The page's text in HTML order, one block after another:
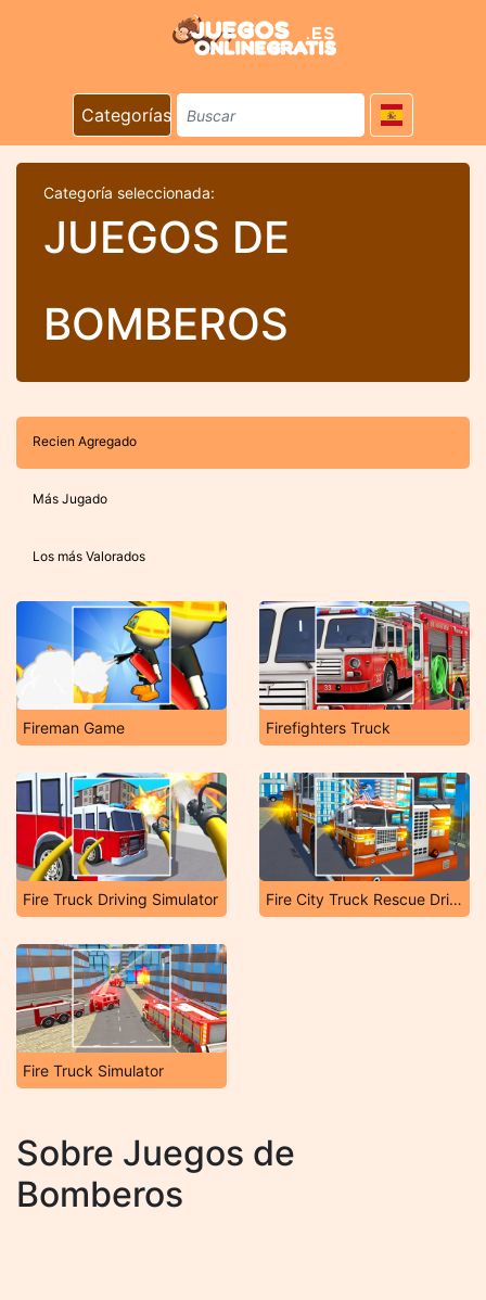
Categorías
Categoría seleccionada:
JUEGOS DE
BOMBEROS
Recien Agregado
Más Jugado
Los más Valorados
Fireman Game Firefighters Truck
Fire Truck Driving Simulator Fire City Truck Rescue Driving Simulator
Fire Truck Simulator
Sobre Juegos de
Bomberos